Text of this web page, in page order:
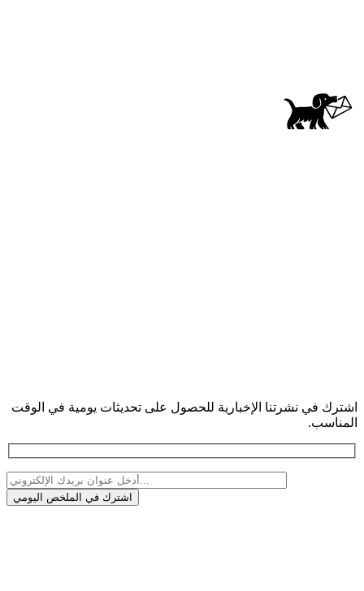
اشترك في نشرتنا الإخبارية للحصول على تحديثات يومية في الوقت
المناسب.